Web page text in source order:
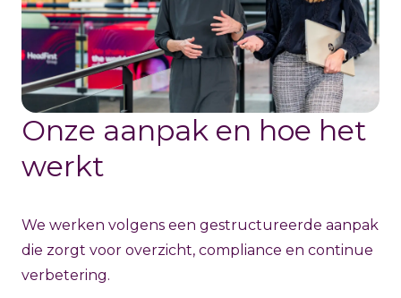
Onze aanpak en hoe het
werkt
We werken volgens een gestructureerde aanpak
die zorgt voor overzicht, compliance en continue
verbetering.